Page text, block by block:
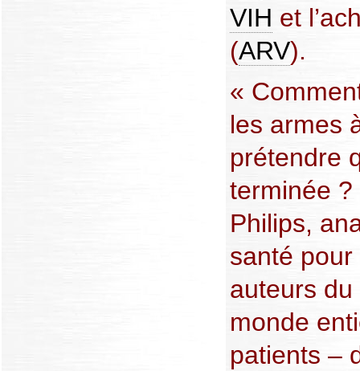
VIH et
(ARV).
«
les armes
prétendre
terminée ?
Philips,
santé pour
auteurs
monde
patients –